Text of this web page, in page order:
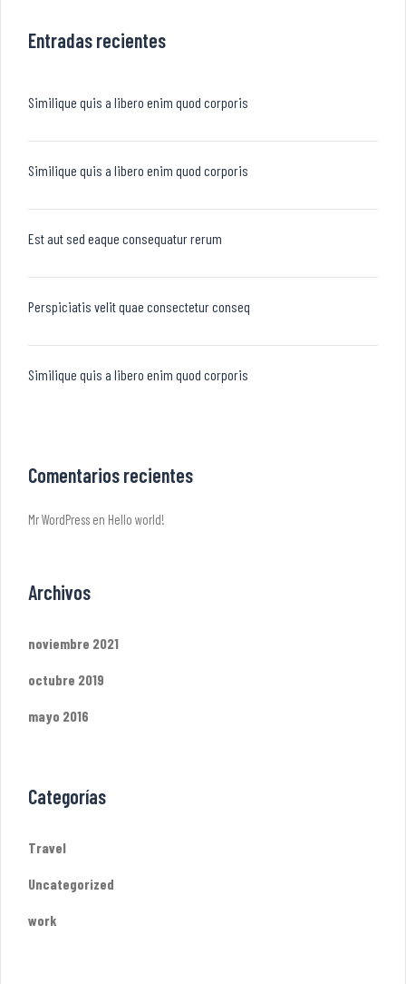
Entradas recientes
Similique quis a libero enim quod corporis
Similique quis a libero enim quod corporis
Est aut sed eaque consequatur rerum
Perspiciatis velit quae consectetur conseq
Similique quis a libero enim quod corporis
Comentarios recientes
Mr WordPress en Hello world!
Archivos
noviembre 2021
octubre 2019
mayo 2016
Categorías
Travel
Uncategorized
work